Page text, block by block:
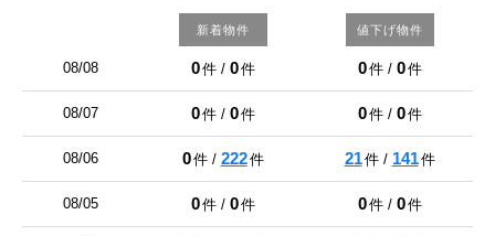
新着物件 値下げ物件
08/08 0件 / 0件 0件 / 0件
08/07 0件 / 0件 0件 / 0件
08/06 0件 / 222件 21件 / 141件
08/05 0件 / 0件 0件 / 0件